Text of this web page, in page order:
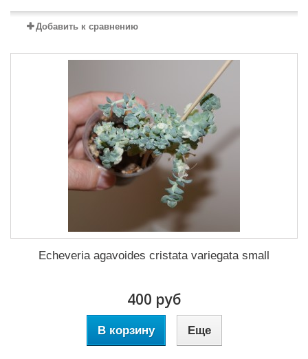
Добавить к сравнению
Echeveria agavoides cristata variegata small
400 руб
В корзину Еще